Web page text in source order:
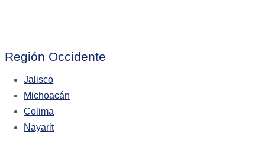
Región Occidente
Jalisco
Michoacán
Colima
Nayarit